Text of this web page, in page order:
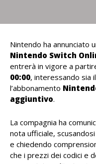
Nintendo ha annunciato
Nintendo Switch
entrerà in vigore a
00:00, interessando sia
l’abbonamento
aggiuntivo.
La compagnia ha
nota ufficiale,
e chiedendo
che i prezzi dei codici e